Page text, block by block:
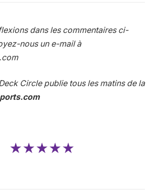
dans les commentaires ci-
nous un e-mail à
Circle publie tous les matins de la
★★★★★